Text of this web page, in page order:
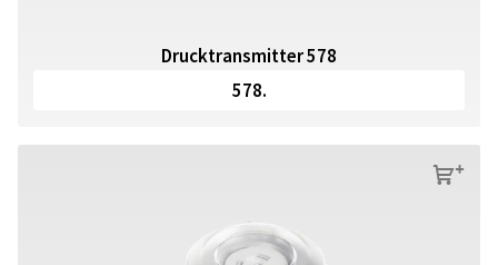
Drucktransmitter 578
578.
s